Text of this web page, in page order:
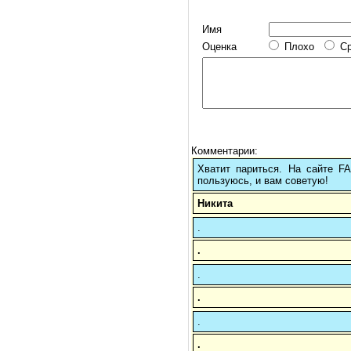
Имя
Оценка
Плохо
Комментарии:
Хватит париться. На сайте
пользуюсь, и вам советую!
Никита
.
.
.